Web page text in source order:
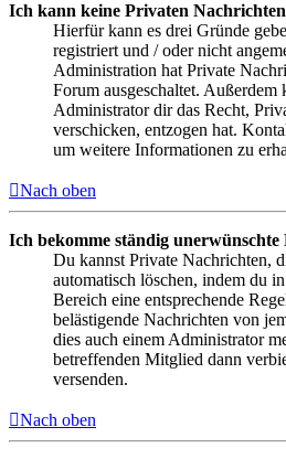
Ich kann keine Privaten
Hierfür kann es drei Gründe
registriert und / oder nicht
Administration hat Private
Forum ausgeschaltet. Außerdem
Administrator dir das Recht,
verschicken, entzogen hat.
um weitere Informationen zu
Nach oben
Ich bekomme ständig
Du kannst Private Nachrichten,
automatisch löschen, indem du
Bereich eine entsprechende
belästigende Nachrichten von
dies auch einem Administrator
betreffenden Mitglied dann
versenden.
Nach oben